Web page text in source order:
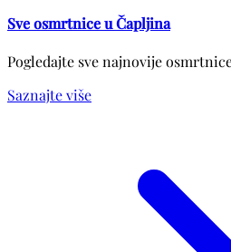
Sve osmrtnice u Čapljina
Pogledajte sve najnovije
Saznajte više